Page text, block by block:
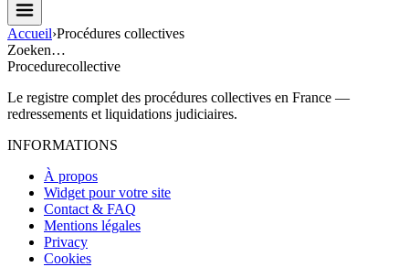
Accueil›Procédures collectives
Zoeken…
Procedurecollective
Le registre complet des procédures collectives en France —
redressements et liquidations judiciaires.
INFORMATIONS
À propos
Widget pour votre site
Contact & FAQ
Mentions légales
Privacy
Cookies